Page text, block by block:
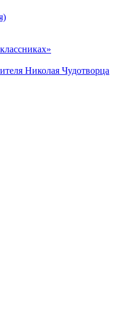
Николая Чудотворца